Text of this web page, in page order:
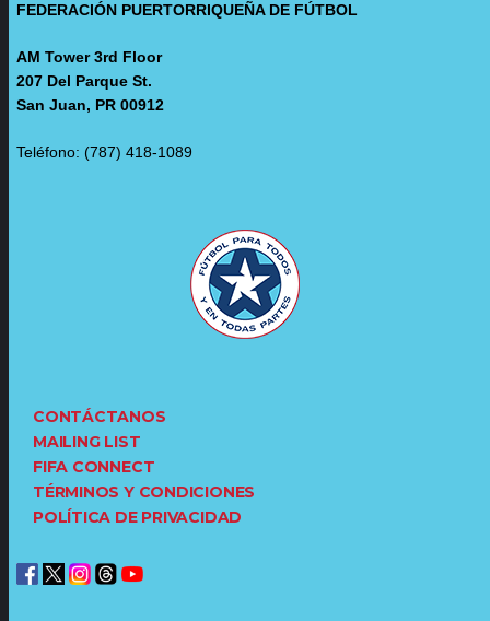
FEDERACIÓN PUERTORRIQUEÑA DE FÚTBOL
AM Tower 3rd Floor
207 Del Parque St.
San Juan, PR 00912
Teléfono: (787) 418-1089
CONTÁCTANOS
MAILING LIST
FIFA CONNECT
TÉRMINOS Y CONDICIONES
POLÍTICA DE PRIVACIDAD